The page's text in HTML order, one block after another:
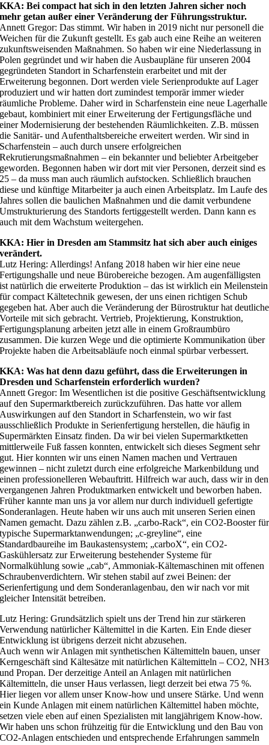
KKA: Bei compact hat sich in den letzten Jahren sicher noch
mehr getan außer einer Veränderung der Führungsstruktur.
Annett Gregor: Das stimmt. Wir haben in 2019 nicht nur personell die
Weichen für die Zukunft gestellt. Es gab auch eine Reihe an weiteren
zukunftsweisenden Maßnahmen. So haben wir eine Niederlassung in
Polen gegründet und wir haben die Ausbaupläne für unseren 2004
gegründeten Standort in Scharfenstein erarbeitet und mit der
Erweiterung begonnen. Dort werden viele Serienprodukte auf Lager
produziert und wir hatten dort zumindest temporär immer wieder
räumliche Probleme. Daher wird in Scharfenstein eine neue Lagerhalle
gebaut, kombiniert mit einer Erweiterung der Fertigungsfläche und
einer Modernisierung der bestehenden Räumlichkeiten. Z.B. müssen
die Sanitär- und Aufenthaltsbereiche erweitert werden. Wir sind in
Scharfenstein – auch durch unsere erfolgreichen
Rekrutierungsmaßnahmen – ein bekannter und beliebter Arbeitgeber
geworden. Begonnen haben wir dort mit vier Personen, derzeit sind es
25 – da muss man auch räumlich aufstocken. Schließlich brauchen
diese und künftige Mitarbeiter ja auch einen Arbeitsplatz. Im Laufe des
Jahres sollen die baulichen Maßnahmen und die damit verbundene
Umstrukturierung des Standorts fertiggestellt werden. Dann kann es
auch mit dem Wachstum weitergehen.
KKA: Hier in Dresden am Stammsitz hat sich aber auch einiges
verändert.
Lutz Hering: Allerdings! Anfang 2018 haben wir hier eine neue
Fertigungshalle und neue Bürobereiche bezogen. Am augenfälligsten
ist natürlich die erweiterte Produktion – das ist wirklich ein Meilenstein
für compact Kältetechnik gewesen, der uns einen richtigen Schub
gegeben hat. Aber auch die Veränderung der Bürostruktur hat deutliche
Vorteile mit sich gebracht. Vertrieb, Projektierung, Konstruktion,
Fertigungsplanung arbeiten jetzt alle in einem Großraumbüro
zusammen. Die kurzen Wege und die optimierte Kommunikation über
Projekte haben die Arbeitsabläufe noch einmal spürbar verbessert.
KKA: Was hat denn dazu geführt, dass die Erweiterungen in
Dresden und Scharfenstein erforderlich wurden?
Annett Gregor: Im Wesentlichen ist die positive Geschäftsentwicklung
auf den Supermarktbereich zurückzuführen. Das hatte vor allem
Auswirkungen auf den Standort in Scharfenstein, wo wir fast
ausschließlich Produkte in Serienfertigung herstellen, die häufig in
Supermärkten Einsatz finden. Da wir bei vielen Supermarktketten
mittlerweile Fuß fassen konnten, entwickelt sich dieses Segment sehr
gut. Hier konnten wir uns einen Namen machen und Vertrauen
gewinnen – nicht zuletzt durch eine erfolgreiche Markenbildung und
einen professionelleren Webauftritt. Hilfreich war auch, dass wir in den
vergangenen Jahren Produktmarken entwickelt und beworben haben.
Früher kannte man uns ja vor allem nur durch individuell gefertigte
Sonderanlagen. Heute haben wir uns auch mit unseren Serien einen
Namen gemacht. Dazu zählen z.B. „carbo-Rack“, ein CO2-Booster für
typische Supermarktanwendungen; „c-greyline“, eine
Standardbaureihe im Baukastensystem; „carboX“, ein CO2-
Gaskühlersatz zur Erweiterung bestehender Systeme für
Normalkühlung sowie „cab“, Ammoniak-Kältemaschinen mit offenen
Schraubenverdichtern. Wir stehen stabil auf zwei Beinen: der
Serienfertigung und dem Sonderanlagenbau, den wir nach vor mit
gleicher Intensität betreiben.
Lutz Hering: Grundsätzlich spielt uns der Trend hin zur stärkeren
Verwendung natürlicher Kältemittel in die Karten. Ein Ende dieser
Entwicklung ist übrigens derzeit nicht abzusehen.
Auch wenn wir Anlagen mit synthetischen Kältemitteln bauen, unser
Kerngeschäft sind Kältesätze mit natürlichen Kältemitteln – CO2, NH3
und Propan. Der derzeitige Anteil an Anlagen mit natürlichen
Kältemitteln, die unser Haus verlassen, liegt derzeit bei etwa 75 %.
Hier liegen vor allem unser Know-how und unsere Stärke. Und wenn
ein Kunde Anlagen mit einem natürlichen Kältemittel haben möchte,
setzen viele eben auf einen Spezialisten mit langjährigem Know-how.
Wir haben uns schon frühzeitig für die Entwicklung und den Bau von
CO2-Anlagen entschieden und entsprechende Erfahrungen sammeln